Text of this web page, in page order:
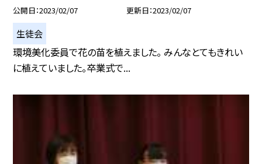
公開日 2023/02/07 更新日 2023/02/07
生徒会
環境美化委員で花の苗を植えました。 みんなとてもきれい
に植えていました。卒業式で...